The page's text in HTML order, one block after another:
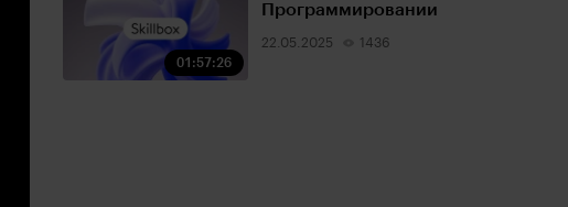
01:57:26
Программировании
22.05.2025 1436